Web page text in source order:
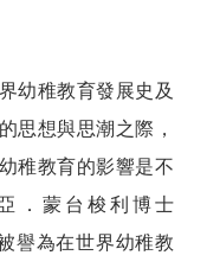
幼稚教育發展史及
思想與思潮之際，
稚教育的影響是不
．蒙台梭利博士
譽為在世界幼稚教